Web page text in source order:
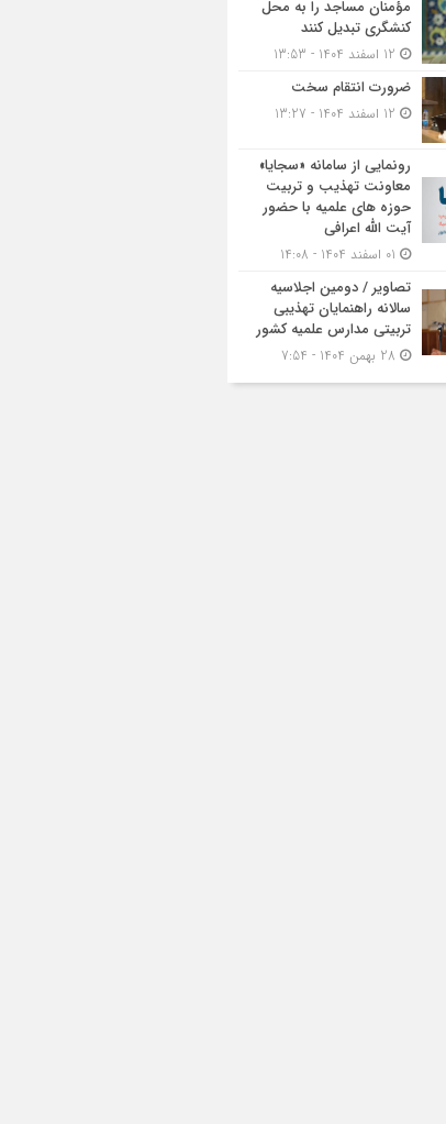
مؤمنان مساجد را به محل
کنشگری تبدیل کنند
ضرورت انتقام سخت
رونمایی از سامانه «سجایا»
معاونت تهذیب و تربیت
حوزه‌ های علمیه با حضور
آیت الله اعرافی
تصاویر / دومین اجلاسیه
سالانه راهنمایان تهذیبی
تربیتی مدارس علمیه کشور